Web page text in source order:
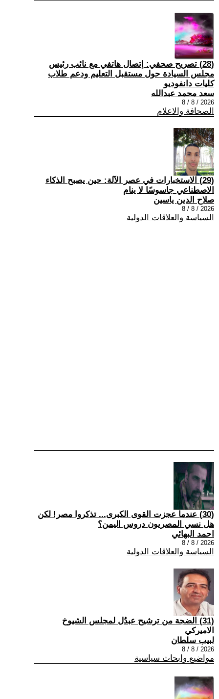
(28) تصريح صحفي: إتصال هاتفي مع نائب رئيس
مجلس السيادة حول مستقبل التعليم ودعم طلاب
كليات دانفوديو
سعد محمد عبدالله
2026 / 8 / 8
الصحافة والاعلام
(29) الاستخبارات في عصر الآلة: حين يصبح الذكاء
الاصطناعي جاسوسًا لا ينام
صلاح الدين ياسين
2026 / 8 / 8
السياسة والعلاقات الدولية
(30) عندما عجزت القوى الكبرى... تذكروا مصر! لكن
هل نسي المصريون دروس اليمن؟
احمد البهائي
2026 / 8 / 8
السياسة والعلاقات الدولية
(31) الضجة من ترشيح عبدُل لمجلس الشيوخ
الاميركي
لبيب سلطان
2026 / 8 / 8
مواضيع وابحاث سياسية